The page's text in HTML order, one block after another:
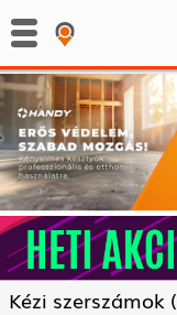
Kézi szerszámok (